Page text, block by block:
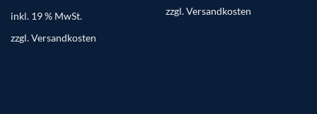
inkl. 19 % MwSt.
zzgl.Versandkosten
zzgl.Versandkosten